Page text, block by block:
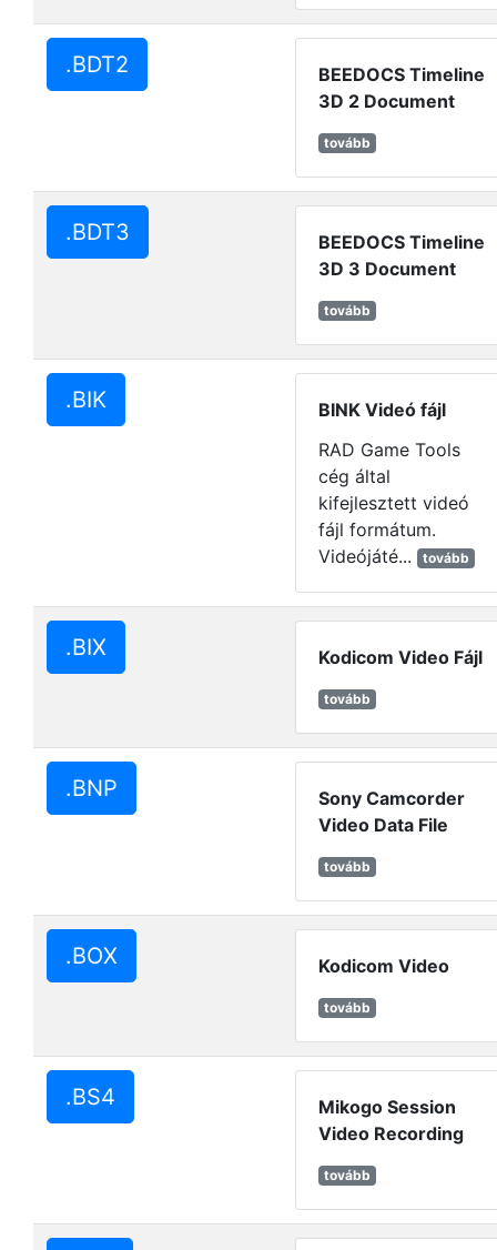
.BDT2
BEEDOCS Timeline
3D 2 Document
tovább
.BDT3
BEEDOCS Timeline
3D 3 Document
tovább
.BIK
BINK Videó fájl
RAD Game Tools
cég által
kifejlesztett videó
fájl formátum.
Videójáté...
tovább
.BIX Kodicom Video Fájl
tovább
.BNP
Sony Camcorder
Video Data File
tovább
.BOX Kodicom Video
tovább
.BS4
Mikogo Session
Video Recording
tovább